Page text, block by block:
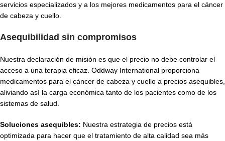
servicios especializados y a los mejores medicamentos para el cáncer
de cabeza y cuello.
Asequibilidad sin compromisos
Nuestra declaración de misión es que el precio no debe controlar el
acceso a una terapia eficaz. Oddway International proporciona
medicamentos para el cáncer de cabeza y cuello a precios asequibles,
aliviando así la carga económica tanto de los pacientes como de los
sistemas de salud.
Soluciones asequibles: Nuestra estrategia de precios está
optimizada para hacer que el tratamiento de alta calidad sea más